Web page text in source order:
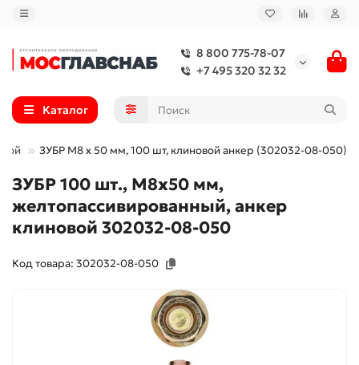
8 800 775-78-07
+7 495 320 32 32
Каталог
ЗУБР М8 х 50 мм, 100 шт, клиновой анкер (302032-08-050)
ЗУБР 100 шт., М8х50 мм,
желтопассивированный, анкер
клиновой 302032-08-050
Код товара: 302032-08-050